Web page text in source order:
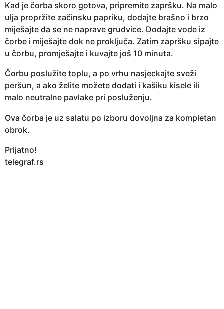
Kad je čorba skoro gotova, pripremite zapršku. Na malo
ulja propržite začinsku papriku, dodajte brašno i brzo
miješajte da se ne naprave grudvice. Dodajte vode iz
čorbe i miješajte dok ne proključa. Zatim zapršku sipajte
u čorbu, promješajte i kuvajte još 10 minuta.
Čorbu poslužite toplu, a po vrhu nasjeckajte sveži
peršun, a ako želite možete dodati i kašiku kisele ili
malo neutralne pavlake pri posluženju.
Ova čorba je uz salatu po izboru dovoljna za kompletan
obrok.
Prijatno!
telegraf.rs